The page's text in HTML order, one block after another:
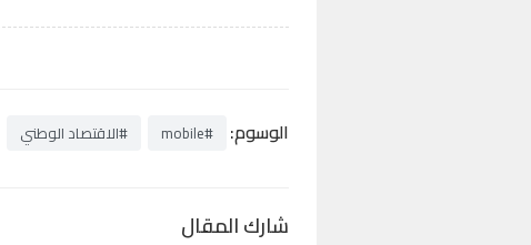
الوسوم: #mobile #الاقتصاد الوطني
شارك المقال